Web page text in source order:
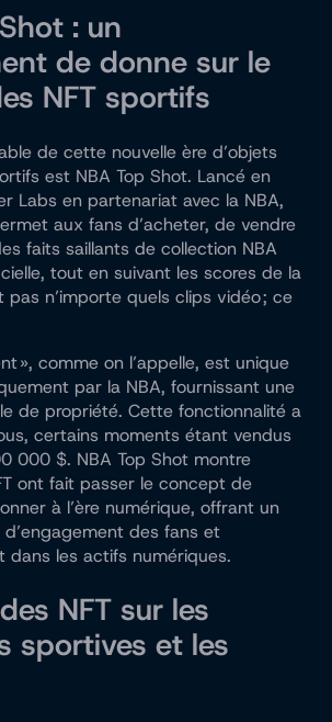
: un
de donne sur le
NFT sportifs
de cette nouvelle ère d’objets
est NBA Top Shot. Lancé en
Labs en partenariat avec la NBA,
aux fans d’acheter, de vendre
faits saillants de collection NBA
tout en suivant les scores de la
pas n’importe quels clips vidéo ; ce
», comme on l’appelle, est unique
par la NBA, fournissant une
de propriété. Cette fonctionnalité a
certains moments étant vendus
000 $. NBA Top Shot montre
ont fait passer le concept de
à l’ère numérique, offrant un
des fans et
dans les actifs numériques.
NFT sur les
sportives et les